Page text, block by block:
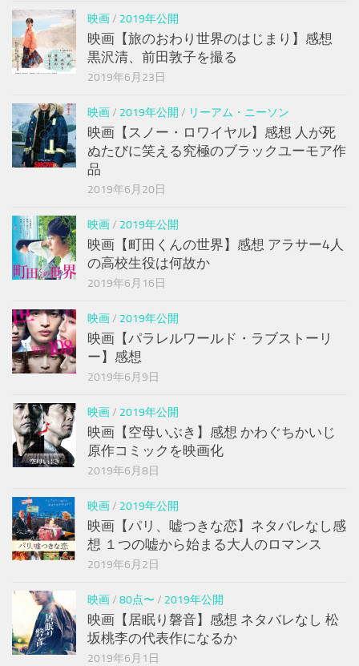
映画/ 2019年公開
映画【旅のおわり世界のはじまり】感想
黒沢清、前田敦子を撮る
2019年6月23日
映画/ 2019年公開 / リーアム・ニーソン
映画【スノー・ロワイヤル】感想 人が死
ぬたびに笑える究極のブラックユーモア作
品
2019年6月20日
映画/ 2019年公開
映画【町田くんの世界】感想 アラサー4人
の高校生役は何故か
2019年6月16日
映画/ 2019年公開
映画【パラレルワールド・ラブストーリ
ー】感想
2019年6月9日
映画/ 2019年公開
映画【空母いぶき】感想 かわぐちかいじ
原作コミックを映画化
2019年6月8日
映画/ 2019年公開
映画【パリ、嘘つきな恋】ネタバレなし感
想 １つの嘘から始まる大人のロマンス
2019年6月2日
映画/ 80点〜 / 2019年公開
映画【居眠り磐音】感想 ネタバレなし 松
坂桃李の代表作になるか
2019年6月1日